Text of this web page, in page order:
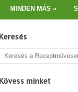
MINDEN MÁS »
Keresés
Kövess minket